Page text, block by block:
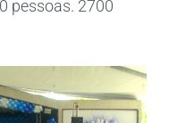
pessoas. 2700